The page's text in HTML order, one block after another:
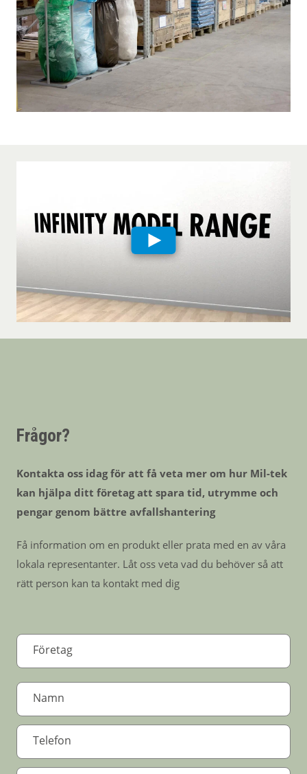
Frågor?
Kontakta oss idag för att få veta mer om hur Mil-tek
kan hjälpa ditt företag att spara tid, utrymme och
pengar genom bättre avfallshantering
Få information om en produkt eller prata med en av våra
lokala representanter. Låt oss veta vad du behöver så att
rätt person kan ta kontakt med dig